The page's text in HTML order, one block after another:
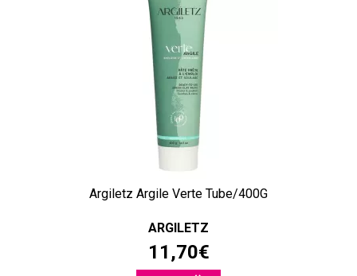
Argiletz Argile Verte Tube/400G
ARGILETZ
11 ,70€